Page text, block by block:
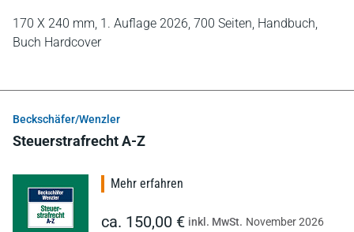
170 X 240 mm, 1. Auflage 2026, 700 Seiten, Handbuch,
Buch Hardcover
Beckschäfer/Wenzler
Steuerstrafrecht A-Z
Mehr erfahren
ca. 150,00 € inkl. MwSt. November 2026